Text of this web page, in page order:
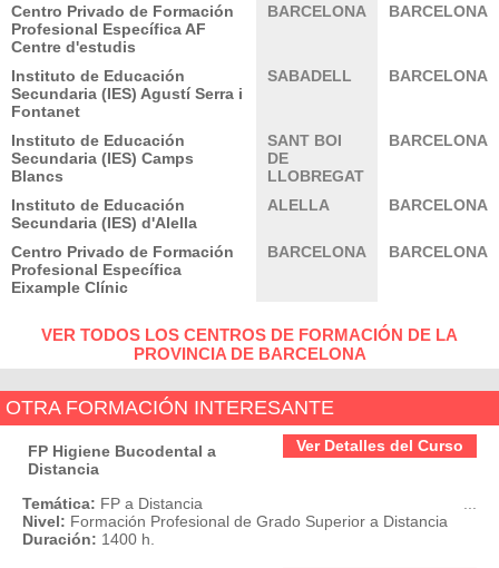
Centro Privado de Formación
Profesional Específica AF
Centre d'estudis
BARCELONA BARCELONA
Instituto de Educación
Secundaria (IES) Agustí Serra i
Fontanet
SABADELL BARCELONA
Instituto de Educación
Secundaria (IES) Camps
Blancs
SANT BOI
DE
LLOBREGAT
BARCELONA
Instituto de Educación
Secundaria (IES) d'Alella
ALELLA BARCELONA
Centro Privado de Formación
Profesional Específica
Eixample Clínic
BARCELONA BARCELONA
VER TODOS LOS CENTROS DE FORMACIÓN DE LA
PROVINCIA DE BARCELONA
OTRA FORMACIÓN INTERESANTE
Ver Detalles del Curso
FP Higiene Bucodental a
Distancia
Temática: FP a Distancia
Nivel: Formación Profesional de Grado Superior a Distancia
Duración: 1400 h.